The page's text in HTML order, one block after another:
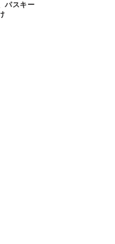
パスキー